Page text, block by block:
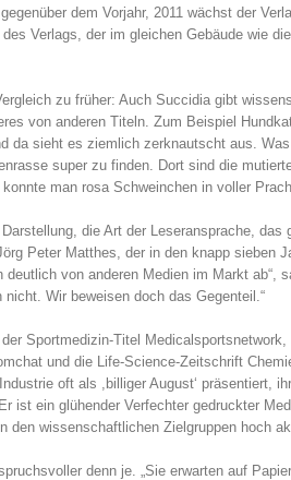
dem Vorjahr, 2011 wächst der
Verlags, der im gleichen Gebäude wie
zu früher: Auch Succidia gibt
von anderen Titeln. Zum Beispiel
da sieht es ziemlich zerknautscht aus.
super zu finden. Dort sind die
man rosa Schweinchen in voller
die Art der Leseransprache,
Peter Matthes, der in den knapp sieben
deutlich von anderen Medien im Markt
Wir beweisen doch das Gegenteil.“
Sportmedizin-Titel
und die Life-Science-Zeitschrift
oft als ,billiger August‘ präsentiert,
ist ein glühender Verfechter gedruckter
den wissenschaftlichen Zielgruppen hoch
denn je. „Sie erwarten auf